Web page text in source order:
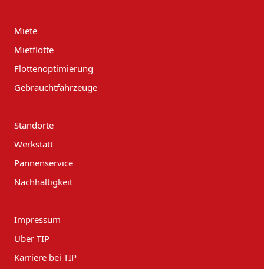
Miete
Mietflotte
Flottenoptimierung
Gebrauchtfahrzeuge
Standorte
Werkstatt
Pannenservice
Nachhaltigkeit
Impressum
Über TIP
Karriere bei TIP